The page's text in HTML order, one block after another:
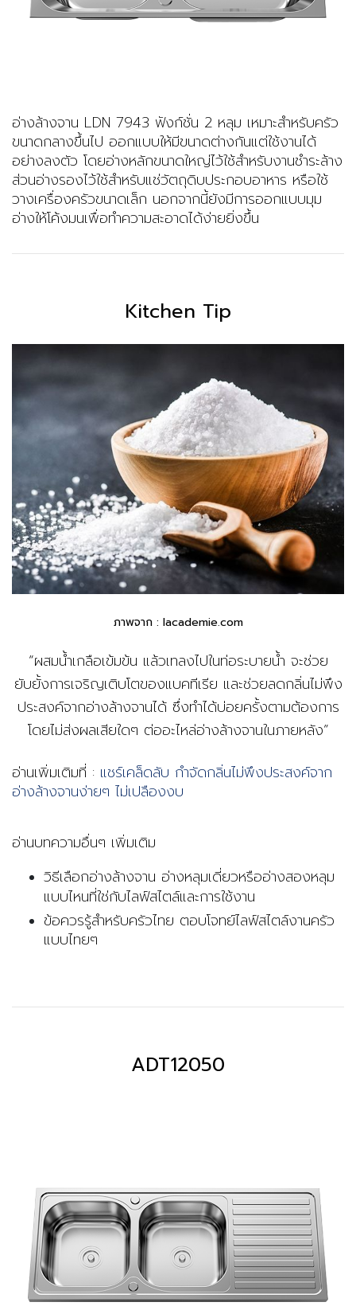
อ่างล้างจาน LDN 7943 ฟังก์ชั่น 2 หลุม เหมาะสำหรับครัว
ขนาดกลางขึ้นไป ออกแบบให้มีขนาดต่างกันแต่ใช้งานได้
อย่างลงตัว โดยอ่างหลักขนาดใหญ่ไว้ใช้สำหรับงานชำระล้าง
ส่วนอ่างรองไว้ใช้สำหรับแช่วัตถุดิบประกอบอาหาร หรือใช้
วางเครื่องครัวขนาดเล็ก นอกจากนี้ยังมีการออกแบบมุม
อ่างให้โค้งมนเพื่อทำความสะอาดได้ง่ายยิ่งขึ้น
Kitchen Tip
ภาพจาก : lacademie.com
“ผสมน้ำเกลือเข้มข้น แล้วเทลงไปในท่อระบายน้ำ จะช่วย
ยับยั้งการเจริญเติบโตของแบคทีเรีย และช่วยลดกลิ่นไม่พึง
ประสงค์จากอ่างล้างจานได้ ซึ่งทำได้บ่อยครั้งตามต้องการ
โดยไม่ส่งผลเสียใดๆ ต่ออะไหล่อ่างล้างจานในภายหลัง”
อ่านเพิ่มเติมที่ : แชร์เคล็ดลับ กำจัดกลิ่นไม่พึงประสงค์จาก
อ่างล้างจานง่ายๆ ไม่เปลืองงบ
อ่านบทความอื่นๆ เพิ่มเติม
วิธีเลือกอ่างล้างจาน อ่างหลุมเดี่ยวหรืออ่างสองหลุม
แบบไหนที่ใช่กับไลฟ์สไตล์และการใช้งาน
ข้อควรรู้สำหรับครัวไทย ตอบโจทย์ไลฟ์สไตล์งานครัว
แบบไทยๆ
ADT12050